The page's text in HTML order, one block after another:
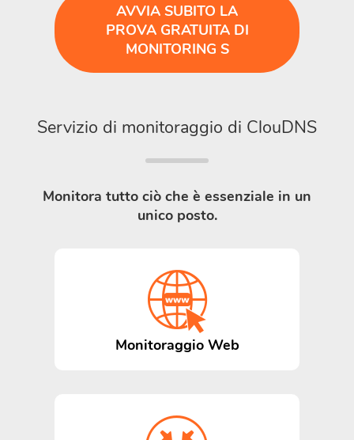
AVVIA SUBITO LA
PROVA GRATUITA DI
MONITORING S
Servizio di monitoraggio di ClouDNS
Monitora tutto ciò che è essenziale in un
unico posto.
Monitoraggio Web